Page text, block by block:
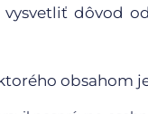
dôvod
obsahom